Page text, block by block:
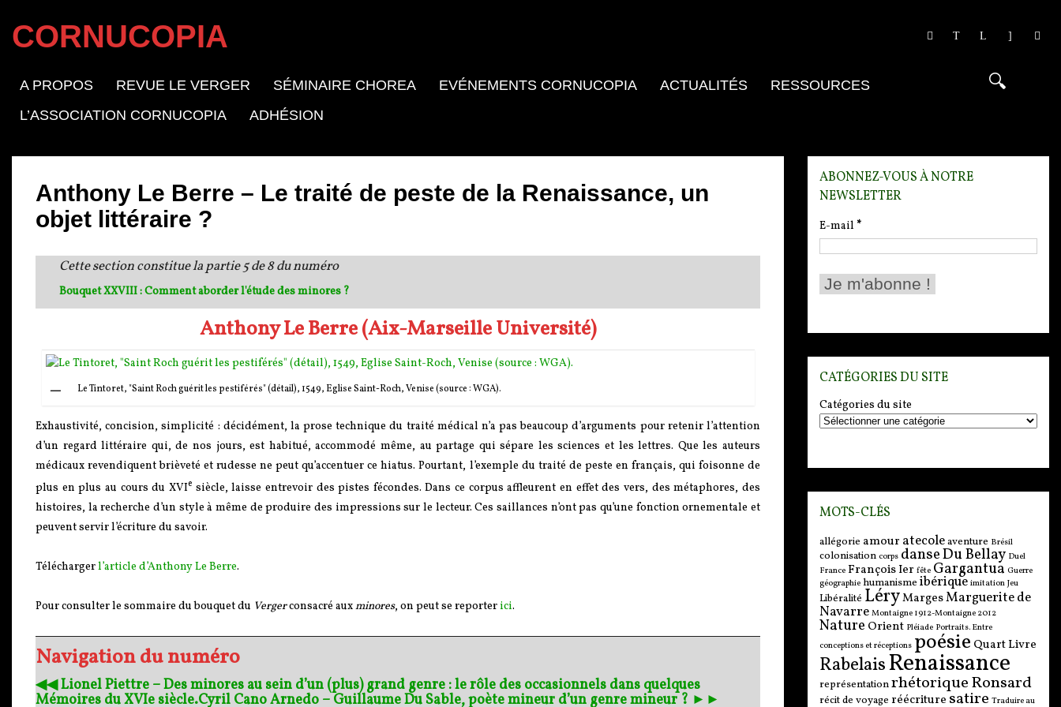
CORNUCOPIA
A PROPOS REVUE LE VERGER SÉMINAIRE CHOREA EVÉNEMENTS CORNUCOPIA ACTUALITÉS
RESSOURCES
L’ASSOCIATION CORNUCOPIA
ADHÉSION
Anthony Le Berre – Le traité de peste de la Renaissance, un
objet littéraire ?
Cette section constitue la partie 5 de 8 du numéro
Bouquet XXVIII : Comment aborder l'étude des minores ?
Anthony Le Berre (Aix-Marseille Université)
Le Tintoret, "Saint Roch guérit les pestiférés" (détail), 1549, Eglise Saint-Roch, Venise (source : WGA).
Exhaustivité, concision, simplicité : décidément, la prose technique du traité médical n’a pas beaucoup d’arguments pour retenir l’attention
d’un regard littéraire qui, de nos jours, est habitué, accommodé même, au partage qui sépare les sciences et les lettres. Que les auteurs
médicaux revendiquent brièveté et rudesse ne peut qu’accentuer ce hiatus. Pourtant, l’exemple du traité de peste en français, qui foisonne de
plus en plus au cours du XVIesiècle, laisse entrevoir des pistes fécondes. Dans ce corpus affleurent en effet des vers, des métaphores, des
histoires, la recherche d’un style à même de produire des impressions sur le lecteur. Ces saillances n’ont pas qu’une fonction ornementale et
peuvent servir l’écriture du savoir.
Téléchargerl’article d’Anthony Le Berre.
Pour consulter le sommaire du bouquet du Vergerconsacré auxminores, on peut se reporter ici.
Navigation du numéro
◀︎◀︎ Lionel Piettre – Des minores au sein d’un (plus) grand genre : le rôle des occasionnels dans quelques
Mémoires du XVIe siècle.Cyril Cano Arnedo – Guillaume Du Sable, poète mineur d’un genre mineur ? ►►
ABONNEZ-VOUS À NOTRE
NEWSLETTER
E-mail *
CATÉGORIES DU SITE
Catégories du site
MOTS-CLÉS
allégorie amour atecoleaventure Brésil
colonisation corps danseDu Bellay Duel
France François Ier fête Gargantua Guerre
géographie humanisme ibérique imitation Jeu
Libéralité LéryMargesMarguerite de
Navarre Montaigne 1912-Montaigne 2012
Nature Orient Pléiade Portraits. Entre
conceptions et réceptions poésie Quart Livre
RabelaisRenaissance
représentationrhétoriqueRonsard
récit de voyage réécriture satire Traduire au